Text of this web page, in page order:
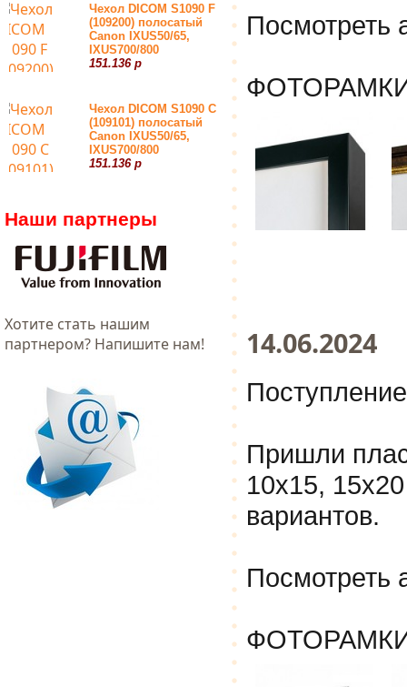
Чехол DICOM S1090 F
(109200) полосатый
Canon IXUS50/65,
IXUS700/800
151.136 р
Чехол DICOM S1090 С
(109101) полосатый
Canon IXUS50/65,
IXUS700/800
151.136 р
Наши партнеры
Хотитe стать нашим
партнером? Напишите нам!
Посмотреть
14.06.2024
Пришли
10х15,
вариантов.
Посмотреть